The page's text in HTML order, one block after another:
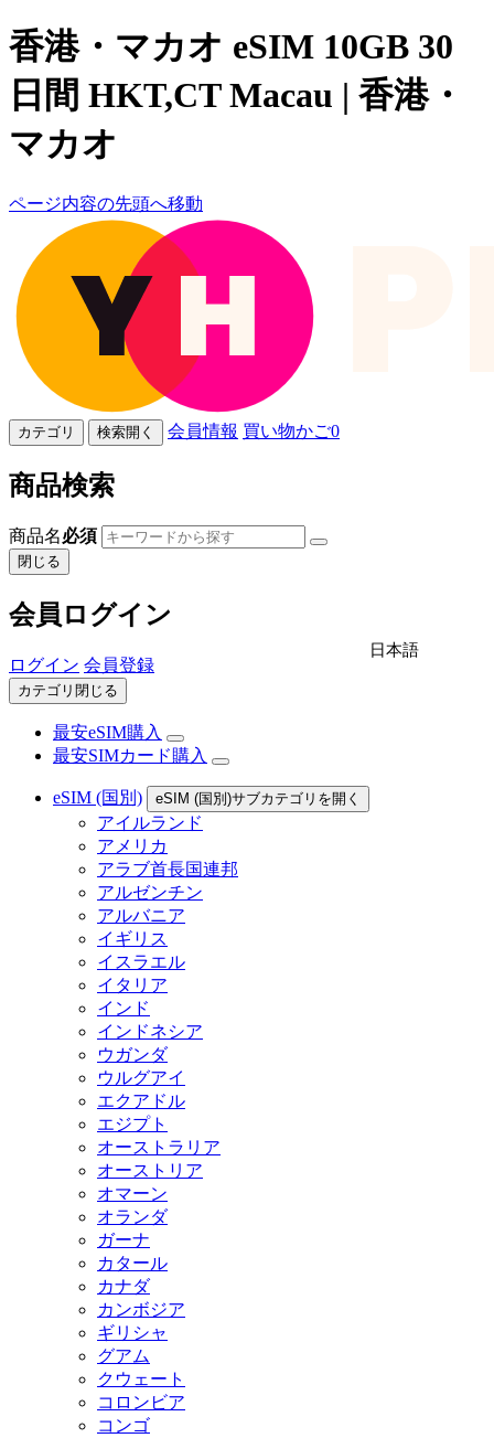
香港・マカオ eSIM 10GB 30
日間 HKT,CT Macau | 香港・
マカオ
ページ内容の先頭へ移動
カテゴリ 検索開く 会員情報 買い物かご0
商品検索
商品名必須
閉じる
会員ログイン
ログイン 会員登録
日本語
カテゴリ閉じる
最安eSIM購入
最安SIMカード購入
eSIM (国別) eSIM (国別)サブカテゴリを開く
アイルランド
アメリカ
アラブ首長国連邦
アルゼンチン
アルバニア
イギリス
イスラエル
イタリア
インド
インドネシア
ウガンダ
ウルグアイ
エクアドル
エジプト
オーストラリア
オーストリア
オマーン
オランダ
ガーナ
カタール
カナダ
カンボジア
ギリシャ
グアム
クウェート
コロンビア
コンゴ